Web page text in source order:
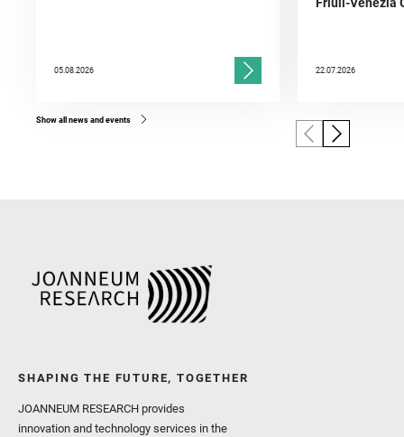
05.08.2026 22.07.2026
Show all news and events
SHAPING THE FUTURE, TOGETHER
JOANNEUM RESEARCH provides
innovation and technology services in the